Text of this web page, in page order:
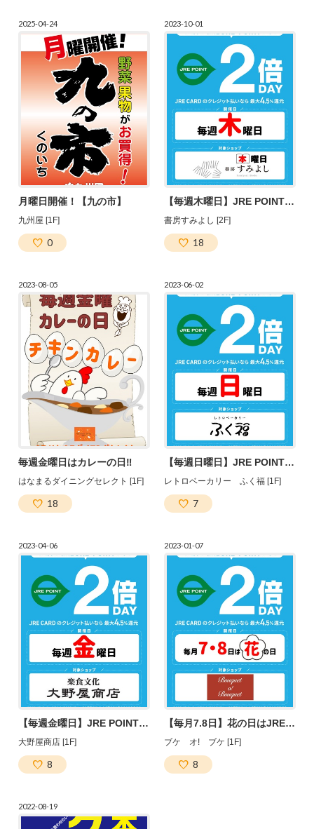
2025-04-24
月曜日開催！【九の市】
九州屋 [1F]
0
2023-10-01
【毎週木曜日】JRE POINT２倍デー！
書房すみよし [2F]
18
2023-08-05
毎週金曜日はカレーの日‼
はなまるダイニングセレクト [1F]
18
2023-06-02
【毎週日曜日】JRE POINT２倍デー♪
レトロベーカリー ふく福 [1F]
7
2023-04-06
【毎週金曜日】JRE POINT２倍デー！
大野屋商店 [1F]
8
2023-01-07
【毎月7.8日】花の日はJRE POINT２倍デー！
ブケ オ! ブケ [1F]
8
2022-08-19